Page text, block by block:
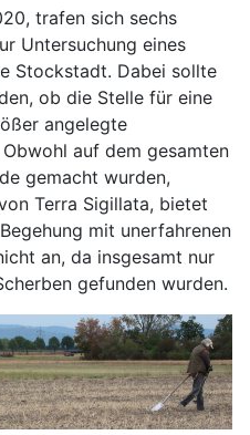
trafen sich sechs
Untersuchung eines
Stockstadt. Dabei sollte
ob die Stelle für eine
angelegte
auf dem gesamten
gemacht wurden,
Terra Sigillata, bietet
mit unerfahrenen
an, da insgesamt nur
gefunden wurden.